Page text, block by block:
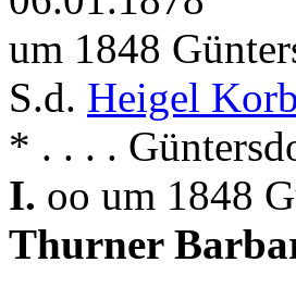
um 1848
S.d. Heigel
* . . . .
I. oo um 1848
Thurner